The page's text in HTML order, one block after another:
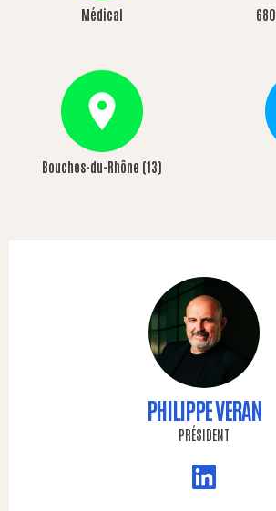
Médical 680
Bouches-du-Rhône (13)
PHILIPPE VERAN
PRÉSIDENT